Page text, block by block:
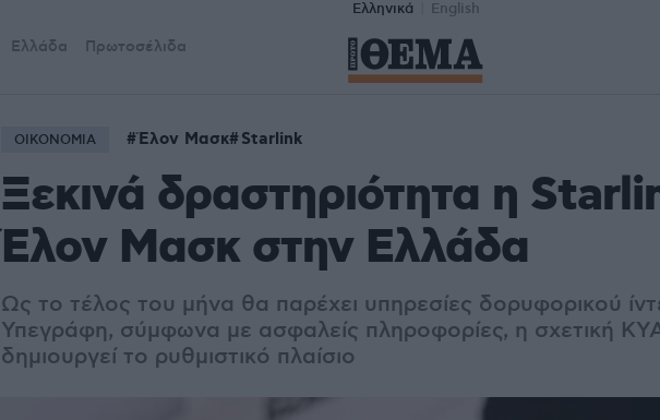
Ελληνικά English
Ελλάδα Πρωτοσέλιδα
ΟΙΚΟΝΟΜΙΑ Έλον Μασκ Starlink
Ξεκινά δραστηριότητα η
Έλον Μασκ στην Ελλάδα
Ως το τέλος του μήνα θα παρέχει υπηρεσίες δορυφορικού
Υπεγράφη, σύμφωνα με ασφαλείς πληροφορίες, η σχετική
δημιουργεί το ρυθμιστικό πλαίσιο